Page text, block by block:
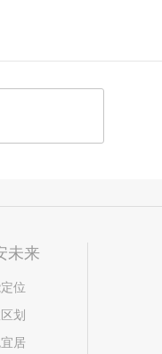
未来
位
划
居